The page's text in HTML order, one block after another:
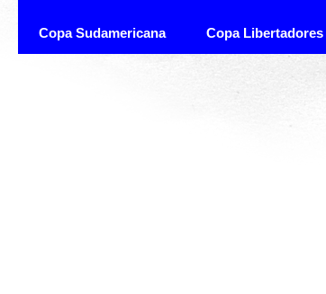
Copa Sudamericana Copa Libertadores